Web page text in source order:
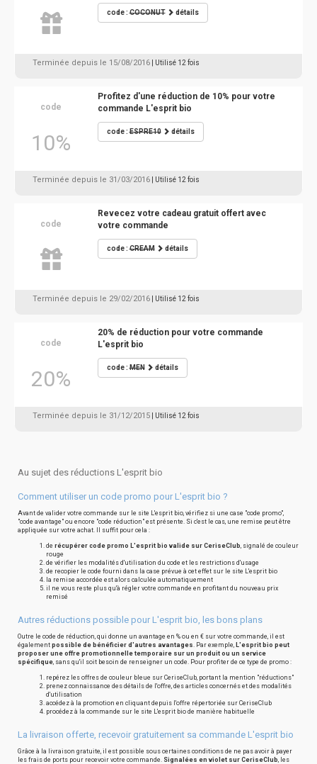
code :COCONUT détails
Terminée depuis le 15/08/2016 | Utilisé 12 fois
code
10%
Profitez d'une réduction de 10% pour votre
commande L'esprit bio
code :ESPRE10 détails
Terminée depuis le 31/03/2016 | Utilisé 12 fois
code
Revecez votre cadeau gratuit offert avec
votre commande
code :CREAM détails
Terminée depuis le 29/02/2016 | Utilisé 12 fois
code
20%
20% de réduction pour votre commande
L'esprit bio
code :MEN détails
Terminée depuis le 31/12/2015 | Utilisé 12 fois
Au sujet des réductions L'esprit bio
Comment utiliser un code promo pour L'esprit bio ?
Avant de valider votre commande sur le site L'esprit bio, vérifiez si une case "code promo",
"code avantage" ou encore "code réduction" est présente. Si c'est le cas, une remise peut être
appliquée sur votre achat. Il suffit pour cela :
de récupérer code promo L'esprit bio valide sur CeriseClub, signalé de couleur
rouge
de vérifier les modalités d'utilisation du code et les restrictions d'usage
de recopier le code fourni dans la case prévue à cet effet sur le site L'esprit bio
la remise accordée est alors calculée automatiquement
il ne vous reste plus qu'à régler votre commande en profitant du nouveau prix
remisé
Autres réductions possible pour L'esprit bio, les bons plans
Outre le code de réduction, qui donne un avantage en % ou en € sur votre commande, il est
également possible de bénéficier d'autres avantages. Par exemple, L'esprit bio peut
proposer une offre promotionnelle temporaire sur un produit ou un service
spécifique, sans qu'il soit besoin de renseigner un code. Pour profiter de ce type de promo :
repérez les offres de couleur bleue sur CeriseClub, portant la mention "réductions"
prenez connaissance des détails de l'offre, des articles concernés et des modalités
d'utilisation
accédez à la promotion en cliquant depuis l'offre répertoriée sur CeriseClub
procédez à la commande sur le site L'esprit bio de manière habituelle
La livraison offerte, recevoir gratuitement sa commande L'esprit bio
Grâce à la livraison gratuite, il est possible sous certaines conditions de ne pas avoir à payer
les frais de ports pour recevoir votre commande. Signalées en violet sur CeriseClub, les